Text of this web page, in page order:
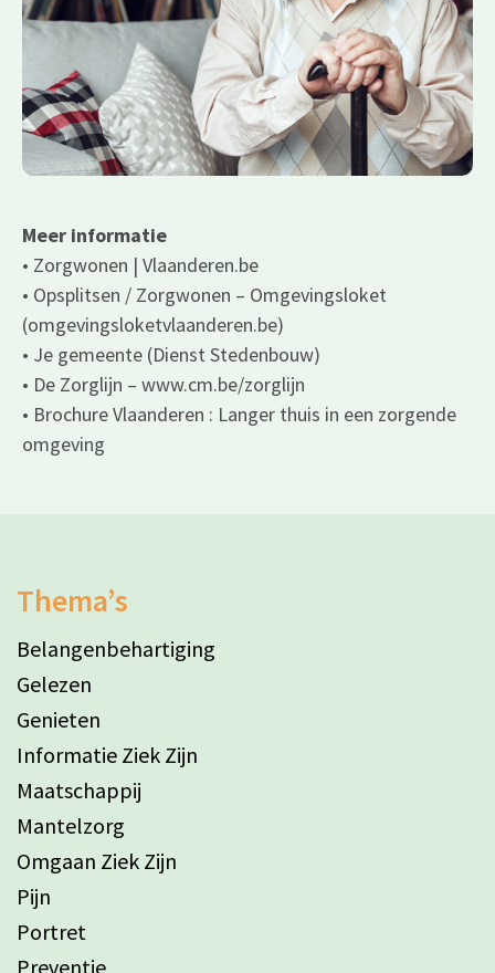
Meer informatie
• Zorgwonen | Vlaanderen.be
• Opsplitsen / Zorgwonen – Omgevingsloket
(omgevingsloketvlaanderen.be)
• Je gemeente (Dienst Stedenbouw)
• De Zorglijn – www.cm.be/zorglijn
• Brochure Vlaanderen : Langer thuis in een zorgende
omgeving
Thema’s
Belangenbehartiging
Gelezen
Genieten
Informatie Ziek Zijn
Maatschappij
Mantelzorg
Omgaan Ziek Zijn
Pijn
Portret
Preventie